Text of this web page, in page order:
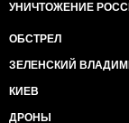
УНИЧТОЖЕНИЕ
ОБСТРЕЛ
ЗЕЛЕНСКИЙ
КИЕВ
ДРОНЫ